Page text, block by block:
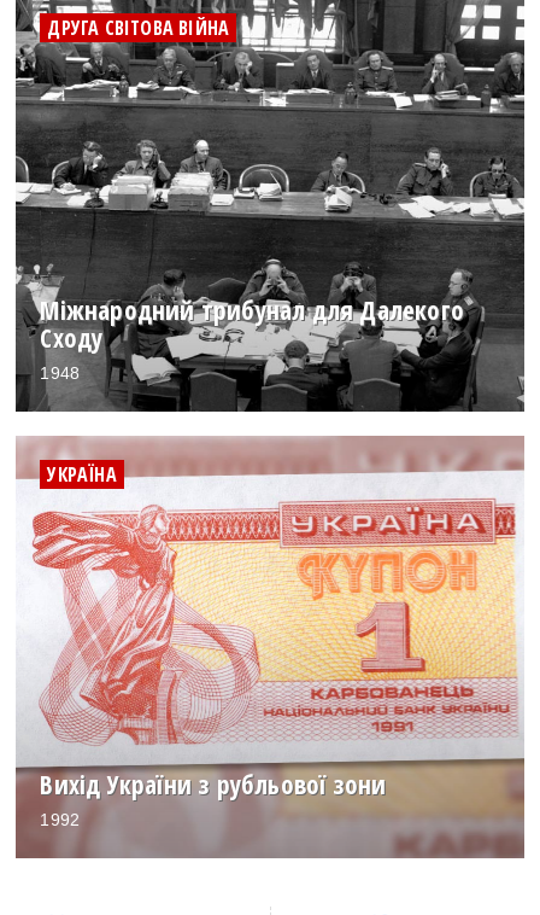
ДРУГА СВІТОВА ВІЙНА
Міжнародний трибунал для Далекого
Сходу
1948
УКРАЇНА
Вихід України з рубльової зони
1992